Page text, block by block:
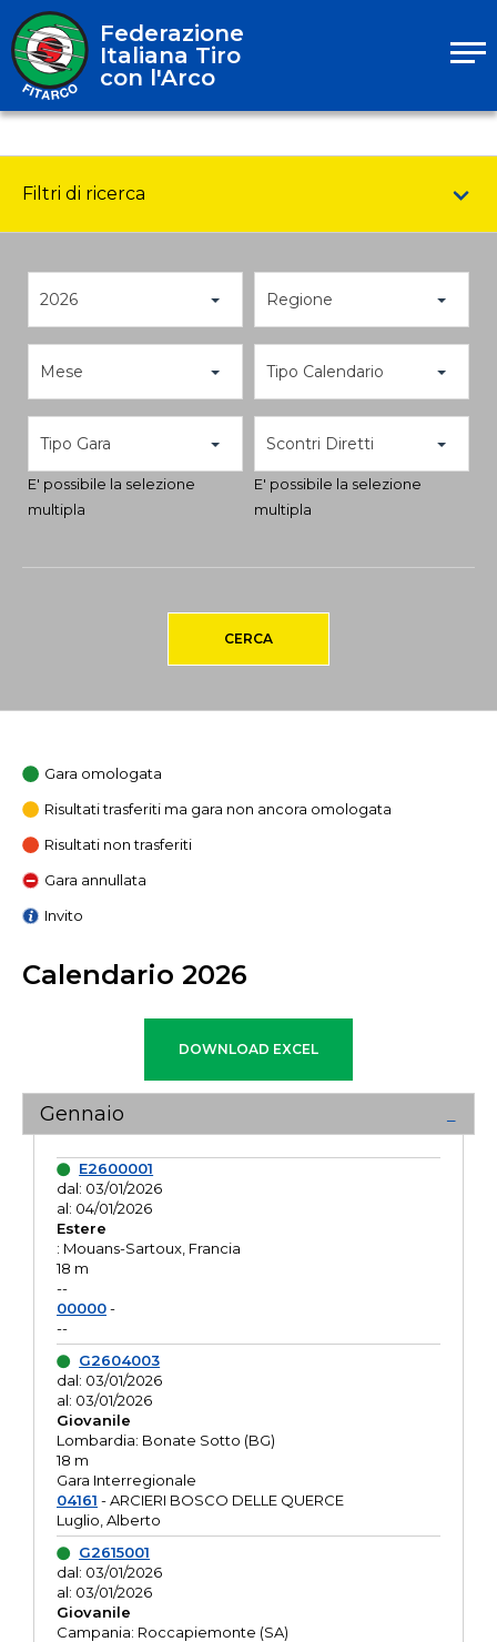
Federazione
Italiana Tiro
con l'Arco
Filtri di ricerca
2026 Regione
Mese Tipo Calendario
Tipo Gara
E' possibile la selezione
multipla
Scontri Diretti
E' possibile la selezione
multipla
CERCA
Gara omologata
Risultati trasferiti ma gara non ancora omologata
Risultati non trasferiti
Gara annullata
Invito
Calendario 2026
Gennaio
E2600001
dal: 03/01/2026
al: 04/01/2026
Estere
: Mouans-Sartoux, Francia
18 m
--
00000-
--
G2604003
dal: 03/01/2026
al: 03/01/2026
Giovanile
Lombardia: Bonate Sotto (BG)
18 m
Gara Interregionale
04161 - ARCIERI BOSCO DELLE QUERCE
Luglio, Alberto
G2615001
dal: 03/01/2026
al: 03/01/2026
Giovanile
Campania: Roccapiemonte (SA)